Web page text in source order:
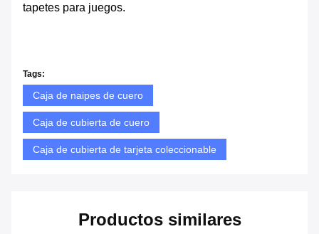
tapetes para juegos.
Tags:
Caja de naipes de cuero
Caja de cubierta de cuero
Caja de cubierta de tarjeta coleccionable
Productos similares